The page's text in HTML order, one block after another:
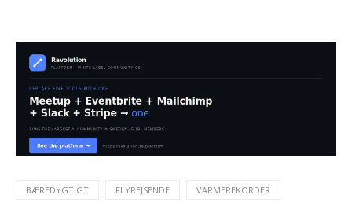
BÆREDYGTIGT FLYREJSENDE VARMEREKORDER